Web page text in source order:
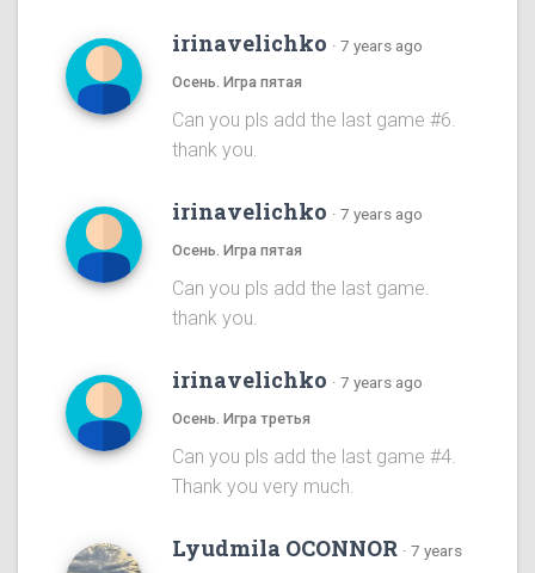
irinavelichko · 7 years ago
Осень. Игра пятая
Can you pls add the last game #6.
thank you.
irinavelichko · 7 years ago
Осень. Игра пятая
Can you pls add the last game.
thank you.
irinavelichko · 7 years ago
Осень. Игра третья
Can you pls add the last game #4.
Thank you very much.
Lyudmila OCONNOR · 7 years